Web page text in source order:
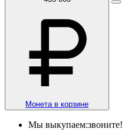
Монета в корзине
Мы выкупаем:звоните!